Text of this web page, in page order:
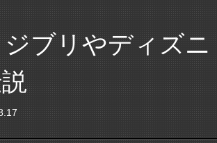
ブリやディズニ